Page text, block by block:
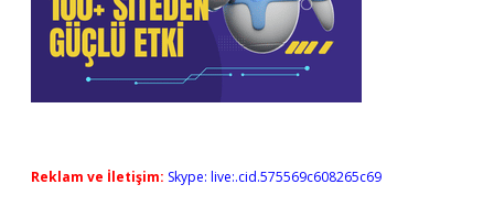
Reklam ve İletişim: Skype: live:.cid.575569c608265c69